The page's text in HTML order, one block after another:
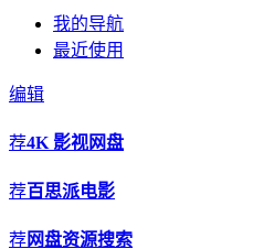
我的导航
最近使用
编辑
荐4K 影视网盘
荐百思派电影
荐网盘资源搜索